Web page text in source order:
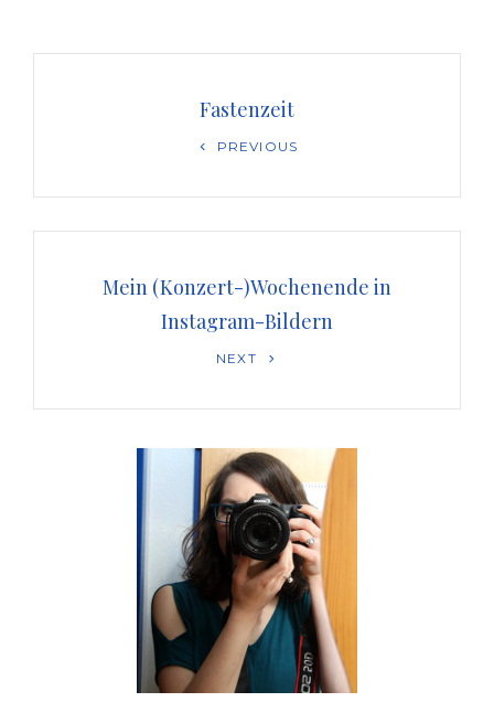
Fastenzeit
PREVIOUS
Mein (Konzert-)Wochenende in
Instagram-Bildern
NEXT